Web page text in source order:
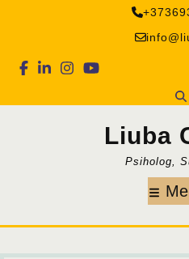
Facebook
Linkedin
Instagram
Youtube
Liuba
Psiholog,